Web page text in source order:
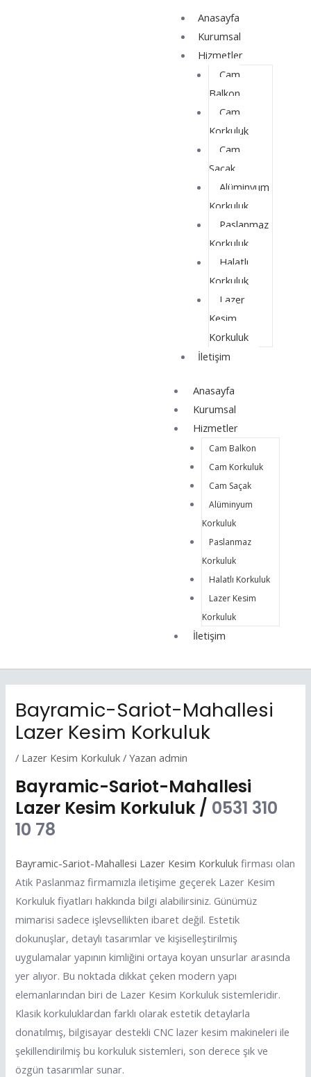
Anasayfa
Kurumsal
Hizmetler
Cam
Balkon
Cam
Korkuluk
Cam
Saçak
Alüminyum
Korkuluk
Paslanmaz
Korkuluk
Halatlı
Korkuluk
Lazer
Kesim
Korkuluk
İletişim
Anasayfa
Kurumsal
Hizmetler
Cam Balkon
Cam Korkuluk
Cam Saçak
Alüminyum
Korkuluk
Paslanmaz
Korkuluk
Halatlı Korkuluk
Lazer Kesim
Korkuluk
İletişim
Bayramic-Sariot-Mahallesi
Lazer Kesim Korkuluk
/ Lazer Kesim Korkuluk / Yazan admin
Bayramic-Sariot-Mahallesi
Lazer Kesim Korkuluk / 0531 310
10 78
Bayramic-Sariot-Mahallesi Lazer Kesim Korkuluk firması olan
Atik Paslanmaz firmamızla iletişime geçerek Lazer Kesim
Korkuluk fiyatları hakkında bilgi alabilirsiniz. Günümüz
mimarisi sadece işlevsellikten ibaret değil. Estetik
dokunuşlar, detaylı tasarımlar ve kişiselleştirilmiş
uygulamalar yapının kimliğini ortaya koyan unsurlar arasında
yer alıyor. Bu noktada dikkat çeken modern yapı
elemanlarından biri de Lazer Kesim Korkuluk sistemleridir.
Klasik korkuluklardan farklı olarak estetik detaylarla
donatılmış, bilgisayar destekli CNC lazer kesim makineleri ile
şekillendirilmiş bu korkuluk sistemleri, son derece şık ve
özgün tasarımlar sunar.